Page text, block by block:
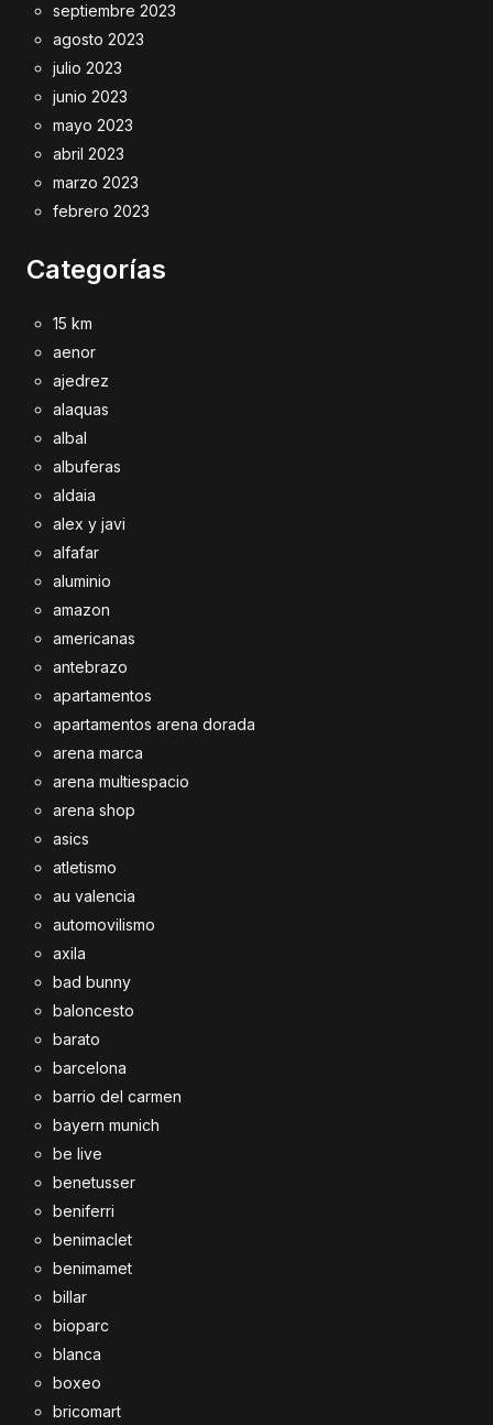
septiembre 2023
agosto 2023
julio 2023
junio 2023
mayo 2023
abril 2023
marzo 2023
febrero 2023
Categorías
15 km
aenor
ajedrez
alaquas
albal
albuferas
aldaia
alex y javi
alfafar
aluminio
amazon
americanas
antebrazo
apartamentos
apartamentos arena dorada
arena marca
arena multiespacio
arena shop
asics
atletismo
au valencia
automovilismo
axila
bad bunny
baloncesto
barato
barcelona
barrio del carmen
bayern munich
be live
benetusser
beniferri
benimaclet
benimamet
billar
bioparc
blanca
boxeo
bricomart